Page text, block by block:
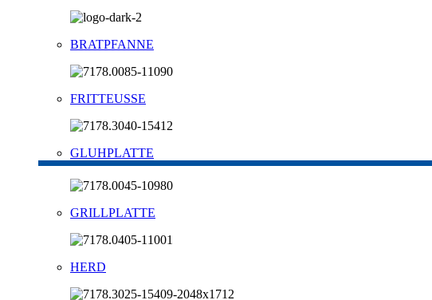
BRATPFANNE
FRITTEUSSE
GLUHPLATTE
GRILLPLATTE
HERD